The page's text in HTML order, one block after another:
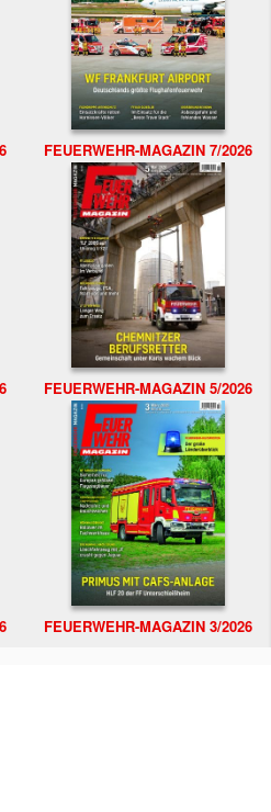
FEUERWEHR-MAGAZIN 7/2026
FEUERWEHR-MAGAZIN 5/2026
FEUERWEHR-MAGAZIN 3/2026